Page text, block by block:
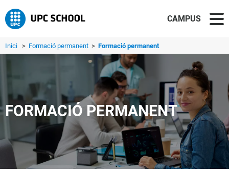
CAMPUS
Inici > Formació permanent > Formació permanent
FORMACIÓ PERMANENT